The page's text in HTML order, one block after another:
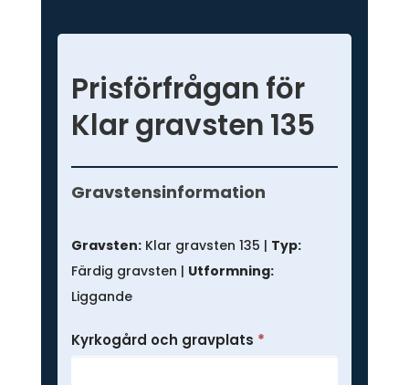
Prisförfrågan för
Klar gravsten 135
Prisförfrågan
-
gravsten
Gravstensinformation
Gravsten:Klar gravsten 135 | Typ:
Färdig gravsten | Utformning:
Liggande
Kyrkogård och gravplats *